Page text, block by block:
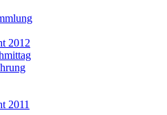
2012
2011